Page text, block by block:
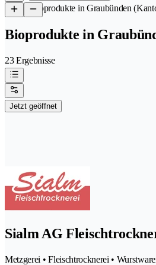
/Bioprodukte in Graubünden
Bioprodukte in
23 Ergebnisse
Jetzt geöffnet
Sialm AG
Metzgerei • Fleischtrocknerei •